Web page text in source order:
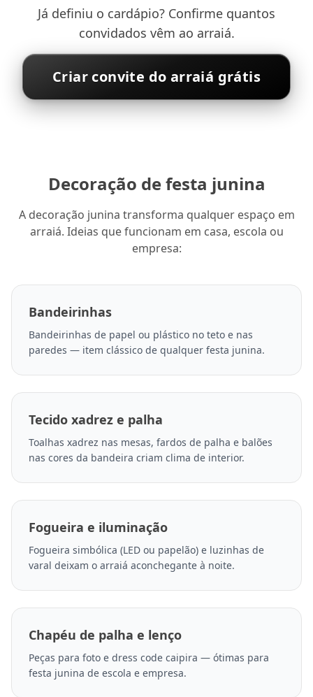
Já definiu o cardápio? Confirme quantos
convidados vêm ao arraiá.
Criar convite do arraiá grátis
Decoração de festa junina
A decoração junina transforma qualquer espaço em
arraiá. Ideias que funcionam em casa, escola ou
empresa:
Bandeirinhas
Bandeirinhas de papel ou plástico no teto e nas
paredes — item clássico de qualquer festa junina.
Tecido xadrez e palha
Toalhas xadrez nas mesas, fardos de palha e balões
nas cores da bandeira criam clima de interior.
Fogueira e iluminação
Fogueira simbólica (LED ou papelão) e luzinhas de
varal deixam o arraiá aconchegante à noite.
Chapéu de palha e lenço
Peças para foto e dress code caipira — ótimas para
festa junina de escola e empresa.